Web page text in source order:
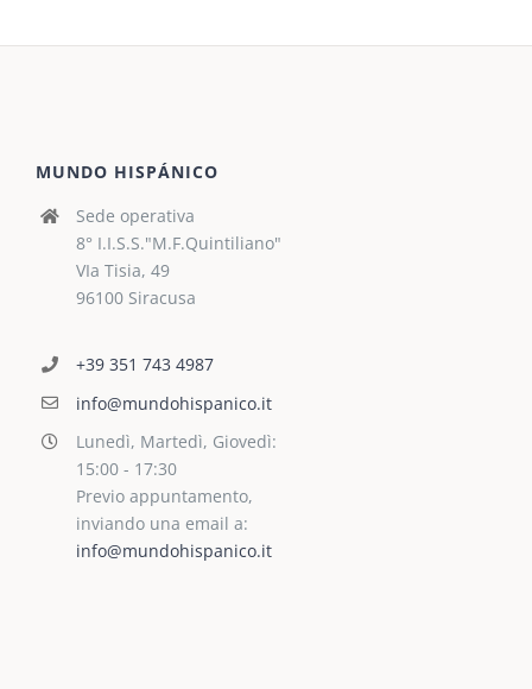
MUNDO HISPÁNICO
Sede operativa
8° I.I.S.S."M.F.Quintiliano"
VIa Tisia, 49
96100 Siracusa
+39 351 743 4987
info@mundohispanico.it
Lunedì, Martedì, Giovedì:
15:00 - 17:30
Previo appuntamento,
inviando una email a:
info@mundohispanico.it